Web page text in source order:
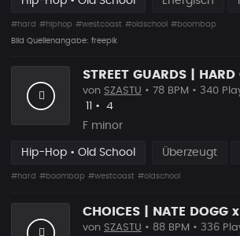
#hard #hiphop #westcoast #oldschool #boombap
Bild Quellenangabe: freepik
von SZASTU • 78 BPM • 340
Likes
• Vorgeschlagen
4
F minor
Hip-Hop • Old School Überzeugt
#hard #boombap #westcoast #oldschool
von SZASTU • 88 BPM • 336